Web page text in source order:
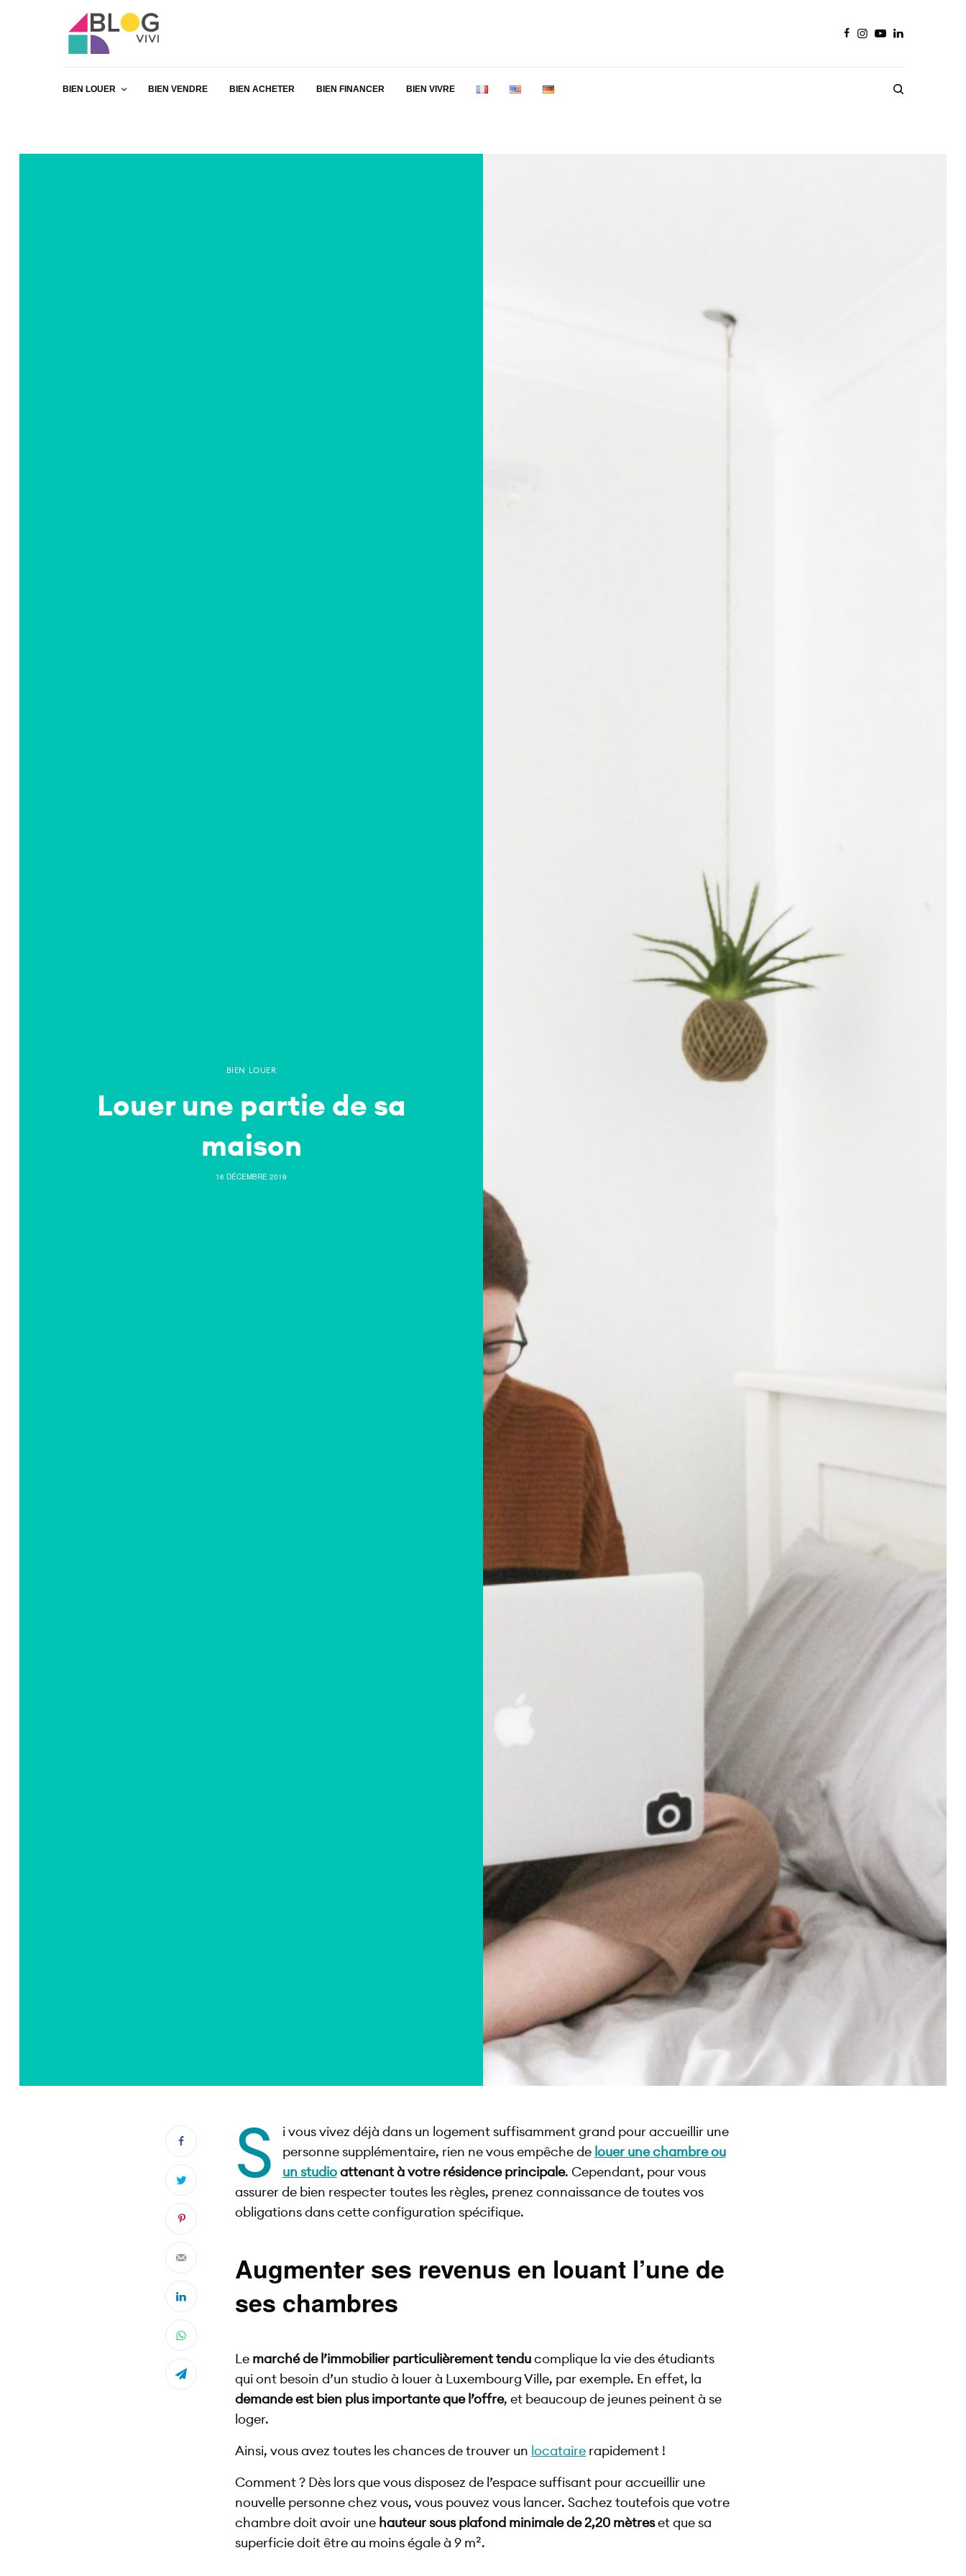
BIEN LOUER BIEN VENDRE BIEN ACHETER BIEN FINANCER BIEN VIVRE
BIEN LOUER
Louer une partie de sa
maison
16 DÉCEMBRE 2019
S
i vous vivez déjà dans un logement suffisamment grand pour accueillir une
personne supplémentaire, rien ne vous empêche de louer une chambre ou
un studioattenant à votre résidence principale. Cependant, pour vous
assurer de bien respecter toutes les règles, prenez connaissance de toutes vos
obligations dans cette configuration spécifique.
Augmenter ses revenus en louant l’une de
ses chambres
Le marché de l’immobilier particulièrement tenducomplique la vie des étudiants
qui ont besoin d’un studio à louer à Luxembourg Ville, par exemple. En effet, la
demande est bien plus importante que l’offre, et beaucoup de jeunes peinent à se
loger.
Ainsi, vous avez toutes les chances de trouver un locataire rapidement !
Comment ? Dès lors que vous disposez de l’espace suffisant pour accueillir une
nouvelle personne chez vous, vous pouvez vous lancer. Sachez toutefois que votre
chambre doit avoir une hauteur sous plafond minimale de 2,20 mètreset que sa
superficie doit être au moins égale à 9 m².